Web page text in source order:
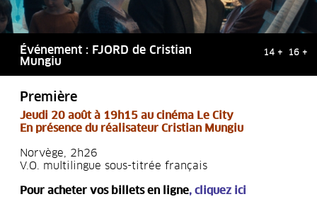
Événement : FJORD de Cristian
Mungiu
14 + 16 +
Première
Jeudi 20 août à 19h15 au cinéma Le City
En présence du réalisateur Cristian Mungiu
Norvège, 2h26
V.O. multilingue sous-titrée français
Pour acheter vos billets en ligne, cliquez ici